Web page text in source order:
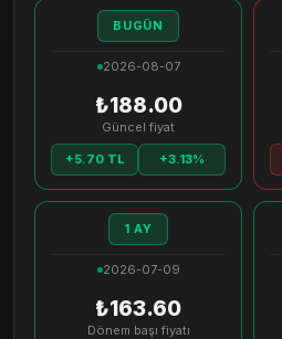
BUGÜN
2026-08-07
₺188.00
Güncel fiyat
+5.70 TL +3.13%
1 AY
2026-07-09
₺163.60
Dönem başı fiyatı